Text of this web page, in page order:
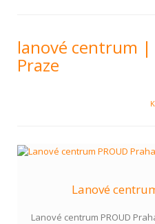
lanové centrum |
Praze
Lanové
Lanové centrum PROUD